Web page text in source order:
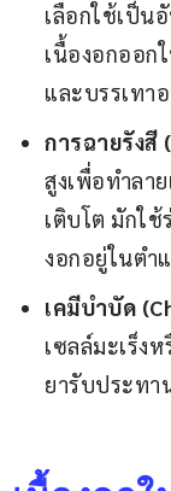
เลือกใช้เป็น
เนื้องอกออก
และบรรเทา
การฉายรังสี
สูงเพื่อทำลา
เติบโต มักใ
งอกอยู่ในตำ
เคมีบำบัด
เซลล์มะเร็ง
ยารับประทา